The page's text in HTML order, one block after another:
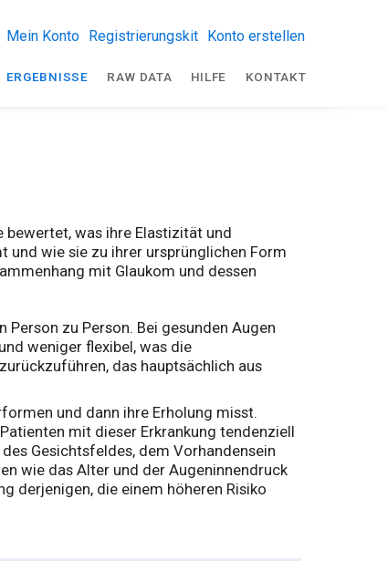
Mein Konto Registrierungskit Konto erstellen
ERGEBNISSE RAW DATA HILFE KONTAKT
bewertet, was ihre Elastizität und
wie sie zu ihrer ursprünglichen Form
mit Glaukom und dessen
zu Person. Bei gesunden Augen
weniger flexibel, was die
das hauptsächlich aus
und dann ihre Erholung misst.
mit dieser Erkrankung tendenziell
Gesichtsfeldes, dem Vorhandensein
wie das Alter und der Augeninnendruck
derjenigen, die einem höheren Risiko